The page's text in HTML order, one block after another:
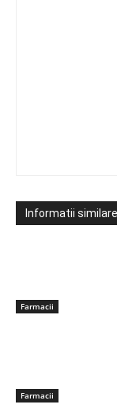
Informatii similare
Farmacii
Farmacii